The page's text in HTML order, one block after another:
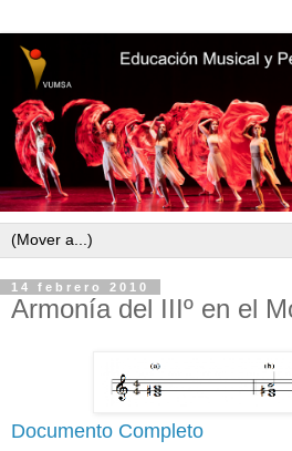
14 febrero 2010
Armonía del IIIº en el
Documento Completo